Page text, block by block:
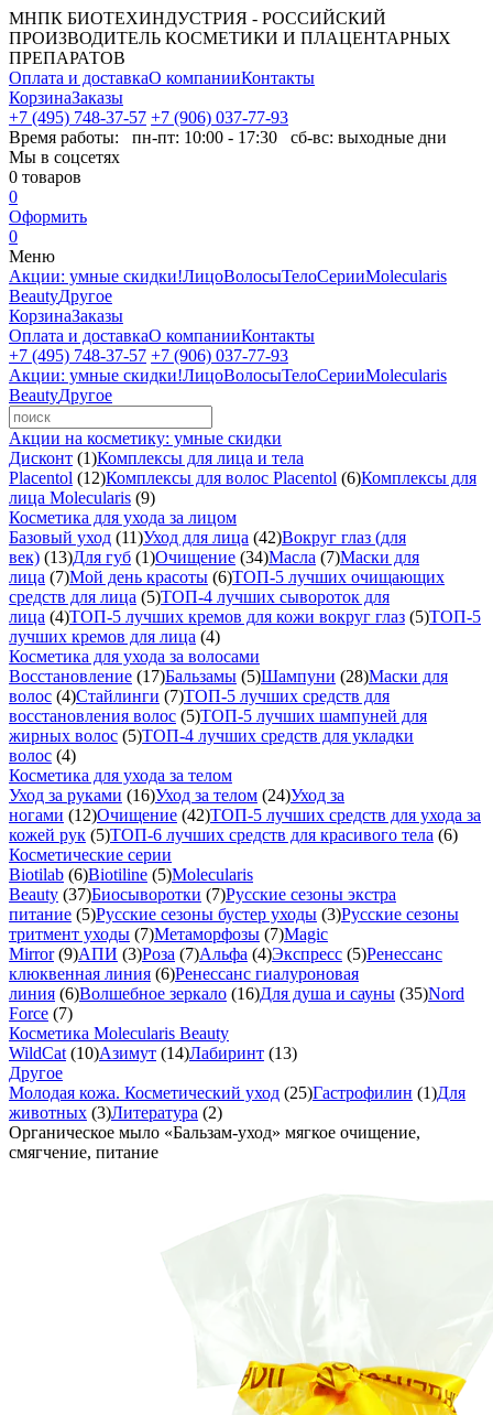
МНПК БИОТЕХИНДУСТРИЯ - РОССИЙСКИЙ
ПРОИЗВОДИТЕЛЬ КОСМЕТИКИ И ПЛАЦЕНТАРНЫХ
ПРЕПАРАТОВ
Оплата и доставкаО компанииКонтакты
КорзинаЗаказы
+7 (495) 748-37-57 +7 (906) 037-77-93
Время работы: пн-пт: 10:00 - 17:30 сб-вс: выходные дни
Мы в соцсетях
0 товаров
0
Оформить
0
Меню
Акции: умные скидки!ЛицоВолосыТелоСерииMolecularis
BeautyДругое
КорзинаЗаказы
Оплата и доставкаО компанииКонтакты
+7 (495) 748-37-57 +7 (906) 037-77-93
Акции: умные скидки!ЛицоВолосыТелоСерииMolecularis
BeautyДругое
Акции на косметику: умные скидки
Дисконт (1)Комплексы для лица и тела
Placentol (12)Комплексы для волос Placentol (6)Комплексы для
лица Molecularis (9)
Косметика для ухода за лицом
Базовый уход (11)Уход для лица (42)Вокруг глаз (для
век) (13)Для губ (1)Очищение (34)Масла (7)Маски для
лица (7)Мой день красоты (6)ТОП-5 лучших очищающих
средств для лица (5)ТОП-4 лучших сывороток для
лица (4)ТОП-5 лучших кремов для кожи вокруг глаз (5)ТОП-5
лучших кремов для лица (4)
Косметика для ухода за волосами
Восстановление (17)Бальзамы (5)Шампуни (28)Маски для
волос (4)Стайлинги (7)ТОП-5 лучших средств для
восстановления волос (5)ТОП-5 лучших шампуней для
жирных волос (5)ТОП-4 лучших средств для укладки
волос (4)
Косметика для ухода за телом
Уход за руками (16)Уход за телом (24)Уход за
ногами (12)Очищение (42)ТОП-5 лучших средств для ухода за
кожей рук (5)ТОП-6 лучших средств для красивого тела (6)
Косметические серии
Biotilab (6)Biotiline (5)Molecularis
Beauty (37)Биосыворотки (7)Русские сезоны экстра
питание (5)Русские сезоны бустер уходы (3)Русские сезоны
тритмент уходы (7)Метаморфозы (7)Magic
Mirror(9)АПИ (3)Роза (7)Альфа (4)Экспресс (5)Ренессанс
клюквенная линия (6)Ренессанс гиалуроновая
линия (6)Волшебное зеркало (16)Для душа и сауны (35)Nord
Force (7)
Косметика Molecularis Beauty
WildCat (10)Азимут (14)Лабиринт (13)
Другое
Молодая кожа. Косметический уход (25)Гастрофилин (1)Для
животных (3)Литература (2)
Органическое мыло «Бальзам-уход» мягкое очищение,
смягчение, питание